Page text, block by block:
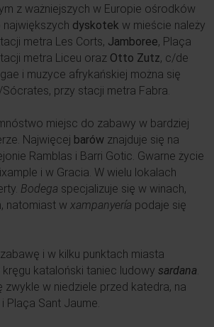
z ważniejszych w Europie ośrodków
największych dyskotek w mieście należy
metra Les Corts, Jamboree, Plaça
metra Liceu oraz Otto Zutz, c/de
i muzyce afrykańskiej można się
Sócrates, przy stacji metra Fabra.
miejsc do zabawy w bardziej
Najwięcej barów znajduje się na
Ramblas i Barri Gotic. Gwarne życie
i w Gracia. W wielu lokalach
Bodega specjalizuje się w winach,
natomiast w xampanyería podaje się
i w kilku punktach miasta
kataloński taniec ludowy sardana.
zwykle w niedziele przed katedra, na
Plaça Sant Jaume.